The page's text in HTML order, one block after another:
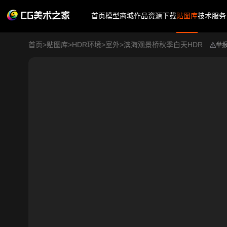
首页模型商城作品资源下载贴图库技术服务
首页>贴图库>HDR环境>室外>滨海观景桥秋季白天HDR 举